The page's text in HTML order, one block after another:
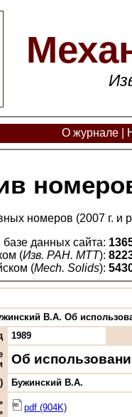
О журнале
номеров (2007 г. и
базе данных сайта:
(Изв. РАН. МТТ):
(Mech. Solids):
В.А. Об
1989
Об
Бужинский В.А.
pdf (904K)